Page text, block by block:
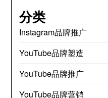
分类
Instagram品牌推广
YouTube品牌塑造
YouTube品牌推广
YouTube品牌营销